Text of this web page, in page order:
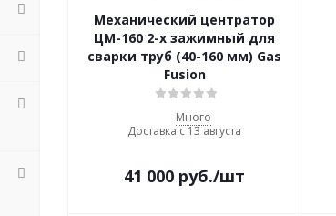
Механический центратор
ЦМ-160 2-х зажимный для
сварки труб (40-160 мм) Gas
Fusion
Много
Доставка с 13 августа
41 000 руб./шт